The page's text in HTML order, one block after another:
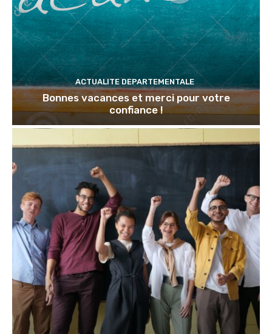
ACTUALITE DEPARTEMENTALE
Bonnes vacances et merci pour votre
confiance !